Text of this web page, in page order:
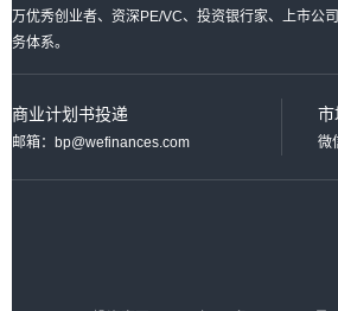
万优秀创业者、资深PE/VC、投资银行家、上市公
务体系。
商业计划书投递
邮箱：bp@wefinances.com
市
微